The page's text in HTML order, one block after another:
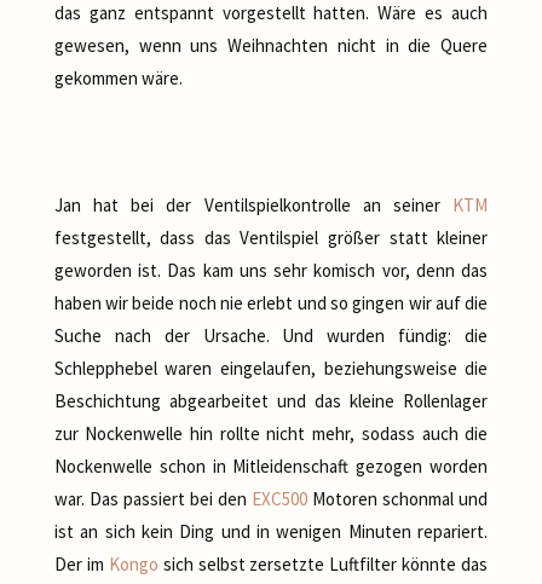
das ganz entspannt vorgestellt hatten. Wäre es auch
gewesen, wenn uns Weihnachten nicht in die Quere
gekommen wäre.
Jan hat bei der Ventilspielkontrolle an seiner KTM
festgestellt, dass das Ventilspiel größer statt kleiner
geworden ist. Das kam uns sehr komisch vor, denn das
haben wir beide noch nie erlebt und so gingen wir auf die
Suche nach der Ursache. Und wurden fündig: die
Schlepphebel waren eingelaufen, beziehungsweise die
Beschichtung abgearbeitet und das kleine Rollenlager
zur Nockenwelle hin rollte nicht mehr, sodass auch die
Nockenwelle schon in Mitleidenschaft gezogen worden
war. Das passiert bei den EXC500 Motoren schonmal und
ist an sich kein Ding und in wenigen Minuten repariert.
Der im Kongo sich selbst zersetzte Luftfilter könnte das